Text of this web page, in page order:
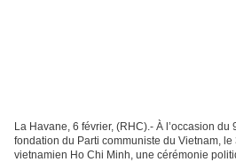
La Havane, 6 février, (RHC).- À l’occasion
fondation du Parti communiste du Vietnam,
vietnamien Ho Chi Minh, une cérémonie